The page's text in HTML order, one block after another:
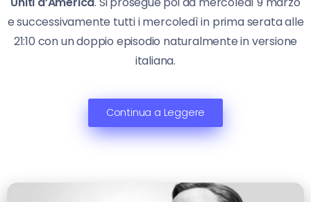
e successivamente tutti i mercoledì in prima serata alle
21:10 con un doppio episodio naturalmente in versione
italiana.
Continua a Leggere